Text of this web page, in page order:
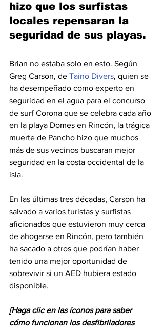
hizo que los surfistas
locales repensaran la
seguridad de sus playas.
Brian no estaba solo en esto. Según
Greg Carson, de Taino Divers, quien se
ha desempeñado como experto en
seguridad en el agua para el concurso
de surf Corona que se celebra cada año
en la playa Domes en Rincón, la trágica
muerte de Pancho hizo que muchos
más de sus vecinos buscaran mejor
seguridad en la costa occidental de la
isla.
En las últimas tres décadas, Carson ha
salvado a varios turistas y surfistas
aficionados que estuvieron muy cerca
de ahogarse en Rincón, pero también
ha sacado a otros que podrían haber
tenido una mejor oportunidad de
sobrevivir si un AED hubiera estado
disponible.
[Haga clic en las íconos para saber
cómo funcionan los desfibriladores